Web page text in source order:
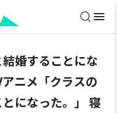
結婚することにな
ニメ「クラスの
になった。」 寝